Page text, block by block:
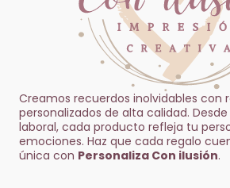
Creamos recuerdos inolvidables con
personalizados de alta calidad.
laboral, cada producto refleja tu
emociones. Haz que cada regalo
única con Personaliza Con ilusión.